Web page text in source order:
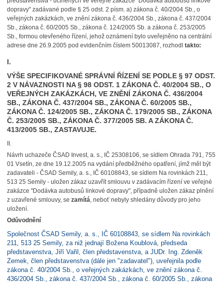
dopravy" zadávané podle § 25 odst. 2 písm. a) zákona č. 40/2004 Sb., o
veřejných zakázkách, ve znění zákona č. 436/2004 Sb., zákona č. 437/2004
Sb., zákona č. 60/2005 Sb., zákona č. 124/2005 Sb. a zákona č. 253/2005
Sb., formou otevřeného řízení, jehož oznámení bylo uveřejněno na centrální
adrese dne 26.9.2005 pod evidenčním číslem 50013087, rozhodl takto:
I.
VÝŠE SPECIFIKOVANÉ SPRÁVNÍ ŘÍZENÍ SE PODLE § 97 ODST.
2 V NÁVAZNOSTI NA § 98 ODST. 1 ZÁKONA Č. 40/2004 SB., O
VEŘEJNÝCH ZAKÁZKÁCH, VE ZNĚNÍ ZÁKONA Č. 436/2004
SB., ZÁKONA Č. 437/2004 SB., ZÁKONA Č. 60/2005 SB.,
ZÁKONA Č. 124/2005 SB., ZÁKONA Č. 179/2005 SB., ZÁKONA
Č. 253/2005 SB., ZÁKONA Č. 377/2005 SB. A ZÁKONA Č.
413/2005 SB., ZASTAVUJE.
II.
Návrh uchazeče ČSAD Invest, a. s., IČ 25308106, se sídlem Ohrada 791, 755
01 Vsetín, ze dne 19.12.2005 na vydání předběžného opatření, jímž měl být
zadavateli - ČSAD Semily, a. s., IČ 60108843, se sídlem Na rovinkách 211,
513 25 Semily - uložen zákaz uzavřít smlouvu v zadávacím řízení ve veřejné
zakázce "Dodávka autobusů linkové dopravy", případně uložen zákaz plnění
z uzavřené smlouvy, se zamítá, neboť nebyly shledány důvody pro jeho
uložení.
Odůvodnění
Společnost ČSAD Semily, a. s., IČ 60108843, se sídlem Na rovinkách
211, 513 25 Semily, za niž jednají Božena Koublová, předseda
představenstva, Jiří Vařil, člen představenstva, a JUDr. Ing. Zdeněk
Zemek, člen představenstva (dále jen "zadavatel"), uveřejnila podle
zákona č. 40/2004 Sb., o veřejných zakázkách, ve znění zákona č.
436/2004 Sb., zákona č. 437/2004 Sb., zákona č. 60/2005 Sb., zákona